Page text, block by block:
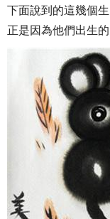
下面說到的這幾個
正是因為他們出生